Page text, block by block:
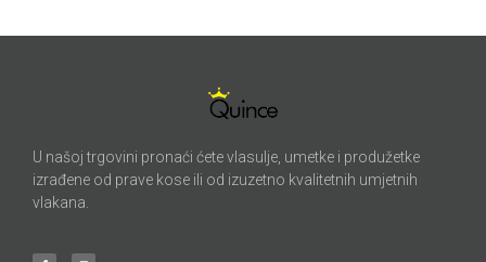
U našoj trgovini pronaći ćete vlasulje, umetke i produžetke
izrađene od prave kose ili od izuzetno kvalitetnih umjetnih
vlakana.